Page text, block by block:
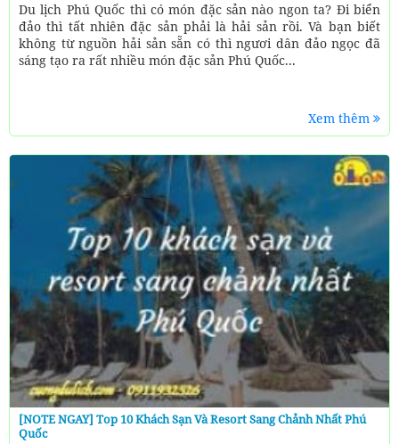
Du lịch Phú Quốc thì có món đặc sản nào ngon ta? Đi biển
đảo thì tất nhiên đặc sản phải là hải sản rồi. Và bạn biết
không từ nguồn hải sản sẵn có thì ngươi dân đảo ngọc đã
sáng tạo ra rất nhiều món đặc sản Phú Quốc...
Xem thêm
[NOTE NGAY] Top 10 Khách Sạn Và Resort Sang Chảnh Nhất Phú
Quốc